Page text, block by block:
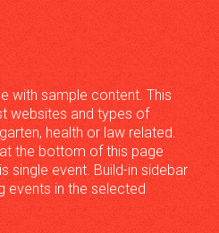
with sample content. This
websites and types of
health or law related.
the bottom of this page
single event. Build-in sidebar
events in the selected